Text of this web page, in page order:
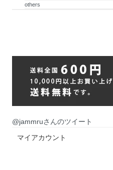
others
@jammruさんのツイート
マイアカウント